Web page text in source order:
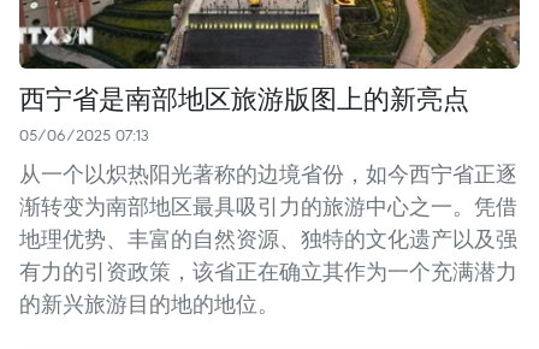
西宁省是南部地区旅游版图上的新亮点
05/06/2025 07:13
从一个以炽热阳光著称的边境省份，如今西宁省正逐
渐转变为南部地区最具吸引力的旅游中心之一。凭借
地理优势、丰富的自然资源、独特的文化遗产以及强
有力的引资政策，该省正在确立其作为一个充满潜力
的新兴旅游目的地的地位。